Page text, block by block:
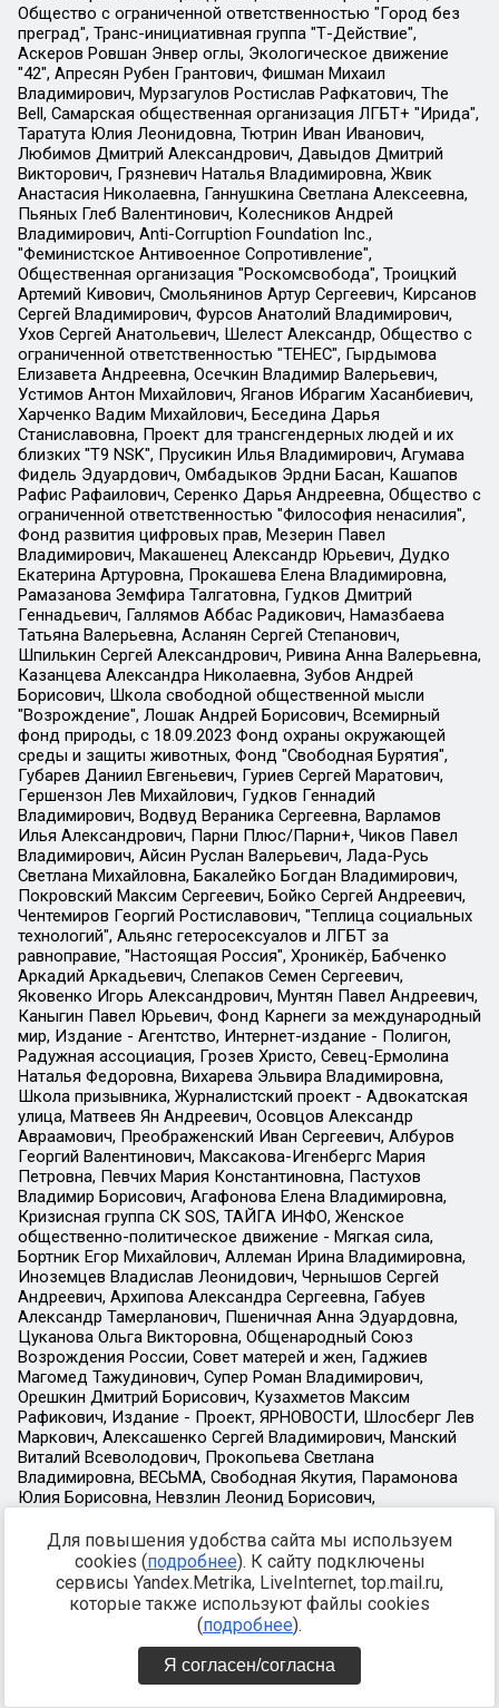
Для повышения удобства сайта мы используем
cookies (подробнее). К сайту подключены
сервисы Yandex.Metrika, LiveInternet, top.mail.ru,
которые также используют файлы cookies
(подробнее).
Я согласен/согласна